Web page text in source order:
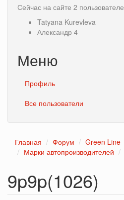
Сейчас на сайте 2
Tatyana Kurevleva
Александр 4
Меню
Профиль
Все пользователи
Главная Форум
Green Line
Марки автопроизводителей
9p9p(1026)